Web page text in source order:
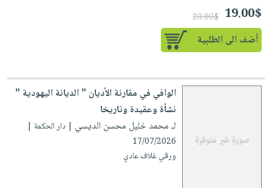
19.00$
20.00$
أضف الى الطلبية
الوافي في مقارنة الأديان " الديانة اليهودية "
نشأة وعقيدة وتاريخا
لـ محمد خليل محسن الديسي | دار الحكمة |
17/07/2026
ورقي غلاف عادي